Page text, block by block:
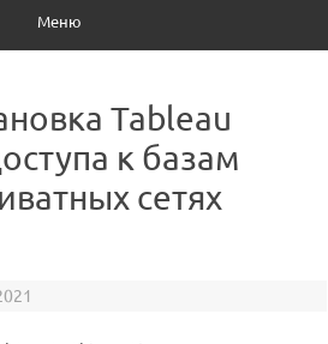
Меню
Tableau
к базам
сетях